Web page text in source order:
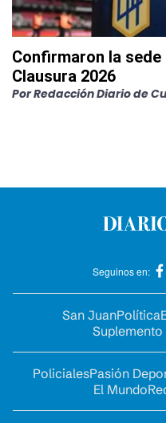
Confirmaron la
Clausura 2026
PorRedacción Diario de
Seguinos en:
San JuanPolítica
Suplemento
PolicialesPasión
El Mundo